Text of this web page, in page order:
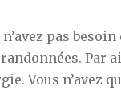
pas
Par
Vous n’avez